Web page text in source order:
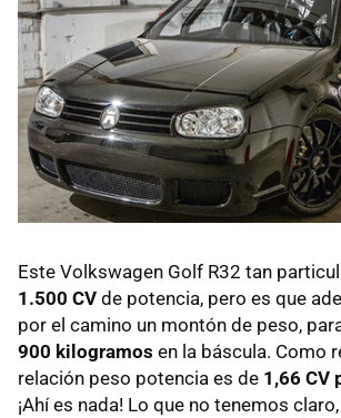
Este Volkswagen Golf R32 tan
1.500 CV de potencia, pero es que
por el camino un montón de peso,
900 kilogramos en la báscula. Como
relación peso potencia es de 1,66 CV
¡Ahí es nada! Lo que no tenemos